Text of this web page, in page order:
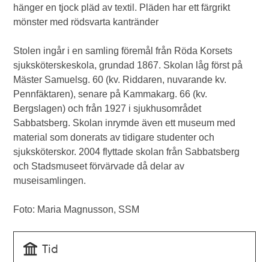
hänger en tjock pläd av textil. Pläden har ett färgrikt
mönster med rödsvarta kantränder
Stolen ingår i en samling föremål från Röda Korsets
sjuksköterskeskola, grundad 1867. Skolan låg först på
Mäster Samuelsg. 60 (kv. Riddaren, nuvarande kv.
Pennfäktaren), senare på Kammakarg. 66 (kv.
Bergslagen) och från 1927 i sjukhusområdet
Sabbatsberg. Skolan inrymde även ett museum med
material som donerats av tidigare studenter och
sjuksköterskor. 2004 flyttade skolan från Sabbatsberg
och Stadsmuseet förvärvade då delar av
museisamlingen.
Foto: Maria Magnusson, SSM
Tid